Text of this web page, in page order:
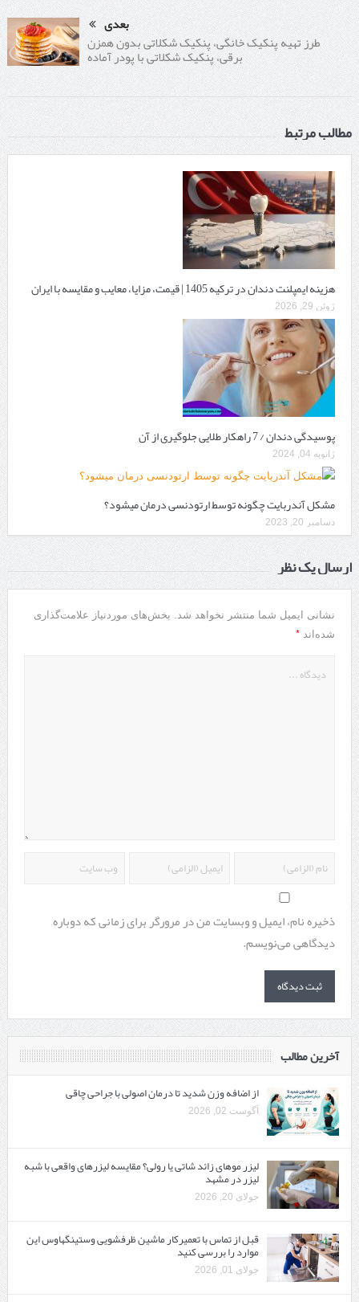
بعدی
طرز تهیه پنکیک خانگی، پنکیک شکلاتی بدون همزن
برقی، پنکیک شکلاتی با پودر آماده
مطالب مرتبط
هزینه ایمپلنت دندان در ترکیه 1405 | قیمت، مزایا، معایب و مقایسه با ایران
ژوئن 29, 2026
پوسیدگی دندان / 7 راهکار طلایی جلوگیری از آن
ژانویه 04, 2024
مشکل آندربایت چگونه توسط ارتودنسی درمان میشود؟
دسامبر 20, 2023
ارسال یک نظر
نشانی ایمیل شما منتشر نخواهد شد.
بخش‌های موردنیاز علامت‌گذاری
شده‌اند *
ذخیره نام، ایمیل و وبسایت من در مرورگر برای زمانی که دوباره
دیدگاهی می‌نویسم.
آخرین مطالب
از اضافه وزن شدید تا درمان اصولی با جراحی چاقی
آگوست 02, 2026
لیزر موهای زائد شاتی یا رولی؟ مقایسه لیزرهای واقعی با شبه‌
لیزر در مشهد
جولای 20, 2026
قبل از تماس با تعمیرکار ماشین ظرفشویی وستینگهاوس این
موارد را بررسی کنید
جولای 01, 2026